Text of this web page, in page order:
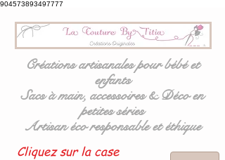
904573893497777
Créations artisanales pour bébé et
enfants
Sacs à main, accessoires & Déco en
petites séries
Artisan éco responsable et éthique
Cliquez sur la case